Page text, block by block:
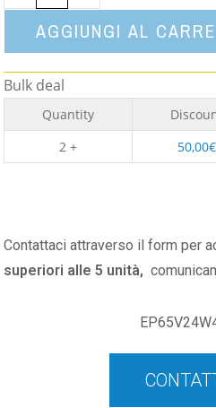
AGGIUNGI AL
Bulk deal
Quantity
2 +
50,00€
Contattaci attraverso il form per
superiori alle 5 unità,